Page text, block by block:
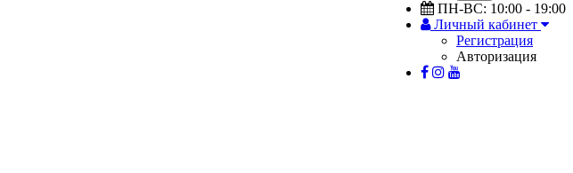
ПН-ВС: 10:00 - 19:00
Личный кабинет
Регистрация
Авторизация